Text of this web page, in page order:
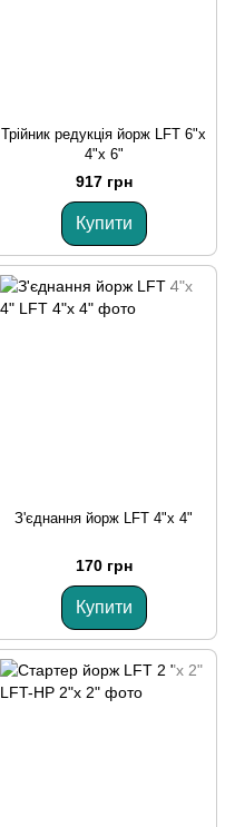
Трійник редукція йорж LFT 6"х
4"х 6"
917 грн
Купити
З'єднання йорж LFT 4"х 4"
170 грн
Купити